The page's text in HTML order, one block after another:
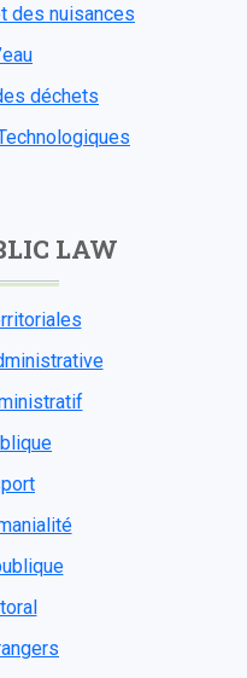
des nuisances
déchets
LAW